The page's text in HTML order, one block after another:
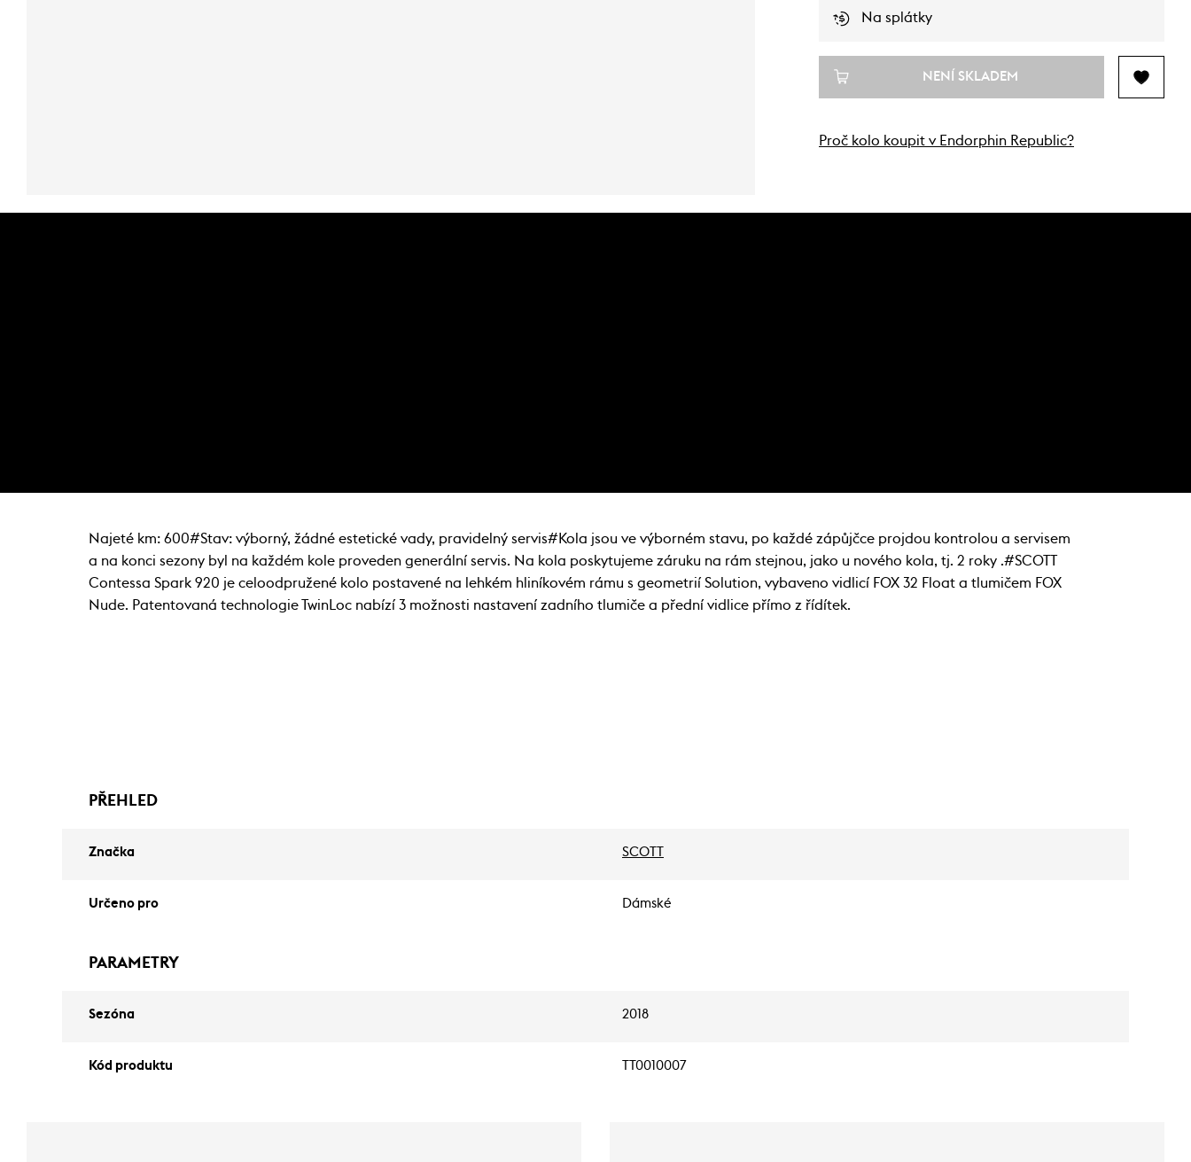
Na splátky
NENÍ SKLADEM
Proč kolo koupit v Endorphin Republic?
Najeté km: 600#Stav: výborný, žádné estetické vady, pravidelný servis#Kola jsou ve výborném stavu, po každé zápůjčce projdou kontrolou a servisem
a na konci sezony byl na každém kole proveden generální servis. Na kola poskytujeme záruku na rám stejnou, jako u nového kola, tj. 2 roky .#SCOTT
Contessa Spark 920 je celoodpružené kolo postavené na lehkém hliníkovém rámu s geometrií Solution, vybaveno vidlicí FOX 32 Float a tlumičem FOX
Nude. Patentovaná technologie TwinLoc nabízí 3 možnosti nastavení zadního tlumiče a přední vidlice přímo z řídítek.
PŘEHLED
Značka SCOTT
Určeno pro Dámské
PARAMETRY
Sezóna 2018
Kód produktu TT0010007